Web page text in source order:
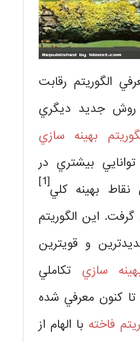
الگوريتم رقابت
روش جديد ديگري
بهينه سازي
بيشتري در
نقاط بهينه كلي[1]
اين الگوريتم
و قويترين
سازي تكاملي
تا كنون معرفي شده
فاخته با الهام از